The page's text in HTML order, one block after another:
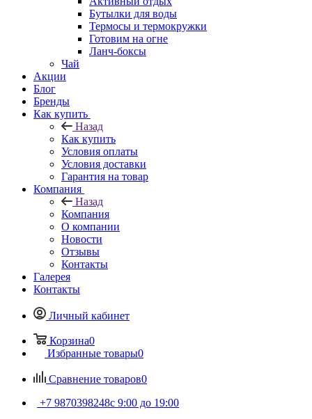
Бутылки для воды
Термосы и термокружки
Готовим на огне
Ланч-боксы
Чай
Акции
Блог
Бренды
Как купить
Назад
Как купить
Условия оплаты
Условия доставки
Гарантия на товар
Компания
Назад
Компания
О компании
Новости
Отзывы
Контакты
Галерея
Контакты
Личный кабинет
Корзина0
Избранные товары0
Сравнение товаров0
+7 9870398248с 9:00 до 19:00